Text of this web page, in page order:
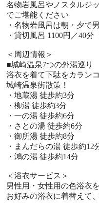
名物岩風呂やノスタルジ
でご堪能ください
・名物岩風呂は朝・夕で
・貸切風呂 1100円／40分
＜周辺情報＞
■城崎温泉7つの外湯巡り
浴衣を着て下駄をカラン
城崎温泉街散策！
・地蔵湯 徒歩約3分
・柳湯 徒歩約3分
・一の湯 徒歩約6分
・さとの湯 徒歩約6分
・御所湯 徒歩約8分
・まんだらの湯 徒歩約12
・鴻の湯 徒歩約14分
＜浴衣サービス＞
男性用・女性用の色浴衣
お好みの浴衣に着替えて